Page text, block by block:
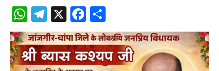
WhatsApp
Telegram
X Facebook